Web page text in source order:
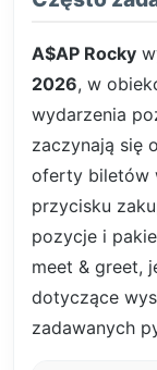
A$AP Rocky
2026, w
wydarzenia
zaczynają się
oferty biletów
przycisku
pozycje i
meet & greet,
dotyczące
zadawanych